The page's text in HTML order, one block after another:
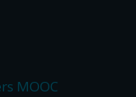
MOOC